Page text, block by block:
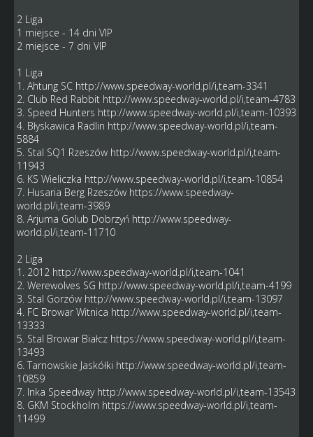
2 Liga
1 miejsce - 14 dni VIP
2 miejsce - 7 dni VIP
1 Liga
1. Ahtung SC http://www.speedway-world.pl/i,team-3341
2. Club Red Rabbit http://www.speedway-world.pl/i,team-4783
3. Speed Hunters http://www.speedway-world.pl/i,team-10393
4. Błyskawica Radlin http://www.speedway-world.pl/i,team-
5884
5. Stal SQ1 Rzeszów http://www.speedway-world.pl/i,team-
11943
6. KS Wieliczka http://www.speedway-world.pl/i,team-10854
7. Husaria Berg Rzeszów https://www.speedway-
world.pl/i,team-3989
8. Arjuma Golub Dobrzyń http://www.speedway-
world.pl/i,team-11710
2 Liga
1. 2012 http://www.speedway-world.pl/i,team-1041
2. Werewolves SG http://www.speedway-world.pl/i,team-4199
3. Stal Gorzów http://www.speedway-world.pl/i,team-13097
4. FC Browar Witnica http://www.speedway-world.pl/i,team-
13333
5. Stal Browar Białcz https://www.speedway-world.pl/i,team-
13493
6. Tarnowskie Jaskółki http://www.speedway-world.pl/i,team-
10859
7. Inka Speedway http://www.speedway-world.pl/i,team-13543
8. GKM Stockholm https://www.speedway-world.pl/i,team-
11499